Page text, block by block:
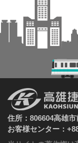
住所：806604高雄
お客様センター：